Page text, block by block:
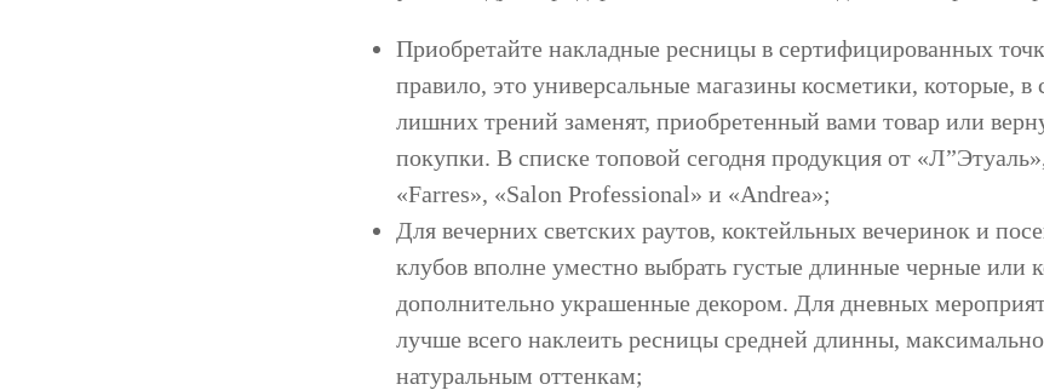
Приобретайте накладные ресницы в сертифицированных
правило, это универсальные магазины косметики, которые, в
лишних трений заменят, приобретенный вами товар или
покупки. В списке топовой сегодня продукция от
«Farres», «Salon Professional» и «Andrea»;
Для вечерних светских раутов, коктейльных вечеринок и
клубов вполне уместно выбрать густые длинные черные или
дополнительно украшенные декором. Для дневных
лучше всего наклеить ресницы средней длинны,
натуральным оттенкам;